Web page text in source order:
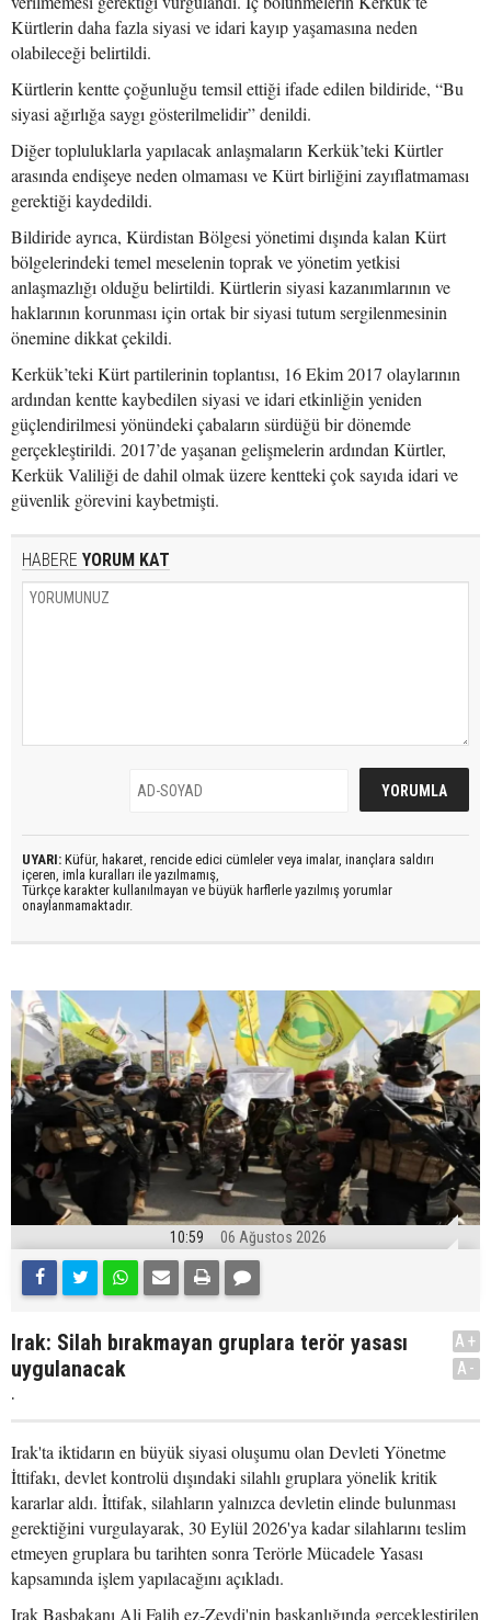
Kürtlerin daha fazla siyasi ve idari kayıp yaşamasına neden
olabileceği belirtildi.
Kürtlerin kentte çoğunluğu temsil ettiği ifade edilen bildiride, “Bu
siyasi ağırlığa saygı gösterilmelidir” denildi.
Diğer topluluklarla yapılacak anlaşmaların Kerkük’teki Kürtler
arasında endişeye neden olmaması ve Kürt birliğini zayıflatmaması
gerektiği kaydedildi.
Bildiride ayrıca, Kürdistan Bölgesi yönetimi dışında kalan Kürt
bölgelerindeki temel meselenin toprak ve yönetim yetkisi
anlaşmazlığı olduğu belirtildi. Kürtlerin siyasi kazanımlarının ve
haklarının korunması için ortak bir siyasi tutum sergilenmesinin
önemine dikkat çekildi.
Kerkük’teki Kürt partilerinin toplantısı, 16 Ekim 2017 olaylarının
ardından kentte kaybedilen siyasi ve idari etkinliğin yeniden
güçlendirilmesi yönündeki çabaların sürdüğü bir dönemde
gerçekleştirildi. 2017’de yaşanan gelişmelerin ardından Kürtler,
Kerkük Valiliği de dahil olmak üzere kentteki çok sayıda idari ve
güvenlik görevini kaybetmişti.
HABERE YORUM KAT
UYARI: Küfür, hakaret, rencide edici cümleler veya imalar, inançlara saldırı
içeren, imla kuralları ile yazılmamış,
Türkçe karakter kullanılmayan ve büyük harflerle yazılmış yorumlar
onaylanmamaktadır.
10:59 06 Ağustos 2026
Irak: Silah bırakmayan gruplara terör yasası
uygulanacak
.
A+
A-
Irak'ta iktidarın en büyük siyasi oluşumu olan Devleti Yönetme
İttifakı, devlet kontrolü dışındaki silahlı gruplara yönelik kritik
kararlar aldı. İttifak, silahların yalnızca devletin elinde bulunması
gerektiğini vurgulayarak, 30 Eylül 2026'ya kadar silahlarını teslim
etmeyen gruplara bu tarihten sonra Terörle Mücadele Yasası
kapsamında işlem yapılacağını açıkladı.
Irak Başbakanı Ali Falih ez-Zeydi'nin başkanlığında gerçekleştirilen